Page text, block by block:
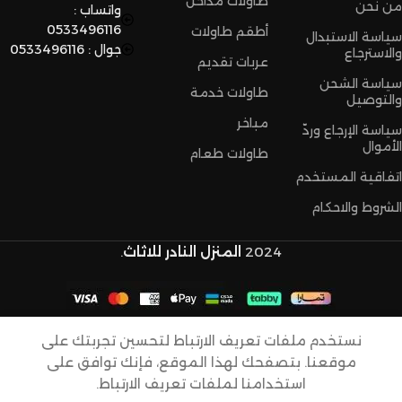
من نحن
سياسة الاستبدال
والاسترجاع
سياسة الشحن
والتوصيل
سياسة الإرجاع وردّ
الأموال
اتفاقية المستخدم
الشروط والاحكام
أطقم طاولات
عربات تقديم
طاولات خدمة
مباخر
طاولات طعام
واتساب :
0533496116
جوال : 0533496116
2024 المنزل النادر للاثاث.
حسابي
نستخدم ملفات تعريف الارتباط لتحسين تجربتك على
موقعنا. بتصفحك لهذا الموقع، فإنك توافق على
استخدامنا لملفات تعريف الارتباط.
طاولة
عصرية
حديد
86,25 ر.س